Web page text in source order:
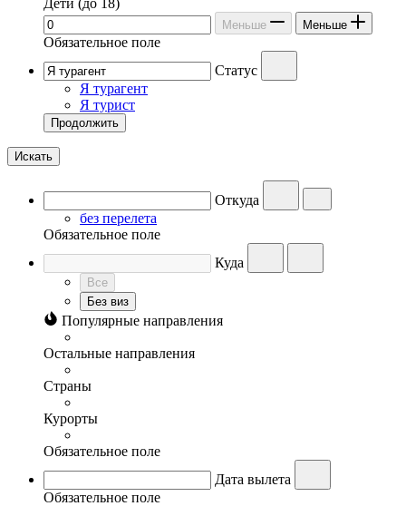
Дети (до 18)
Меньше Меньше
Обязательное поле
Статус
Я турагент
Я турист
Продолжить
Искать
Откуда
без перелета
Обязательное поле
Куда
Все
Без виз
Популярные направления
Остальные направления
Страны
Курорты
Обязательное поле
Дата вылета
Обязательное поле